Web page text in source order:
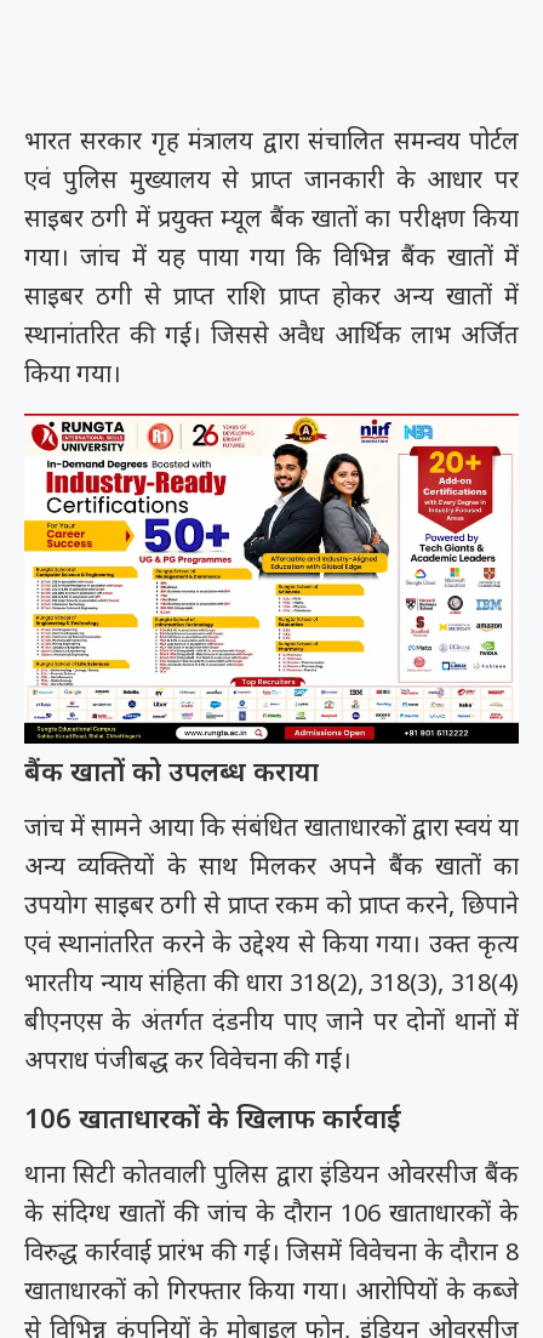
भारत सरकार गृह मंत्रालय द्वारा संचालित समन्वय पोर्टल
एवं पुलिस मुख्यालय से प्राप्त जानकारी के आधार पर
साइबर ठगी में प्रयुक्त म्यूल बैंक खातों का परीक्षण किया
गया। जांच में यह पाया गया कि विभिन्न बैंक खातों में
साइबर ठगी से प्राप्त राशि प्राप्त होकर अन्य खातों में
स्थानांतरित की गई। जिससे अवैध आर्थिक लाभ अर्जित
किया गया।
बैंक खातों को उपलब्ध कराया
जांच में सामने आया कि संबंधित खाताधारकों द्वारा स्वयं या
अन्य व्यक्तियों के साथ मिलकर अपने बैंक खातों का
उपयोग साइबर ठगी से प्राप्त रकम को प्राप्त करने, छिपाने
एवं स्थानांतरित करने के उद्देश्य से किया गया। उक्त कृत्य
भारतीय न्याय संहिता की धारा 318(2), 318(3), 318(4)
बीएनएस के अंतर्गत दंडनीय पाए जाने पर दोनों थानों में
अपराध पंजीबद्ध कर विवेचना की गई।
106 खाताधारकों के खिलाफ कार्रवाई
थाना सिटी कोतवाली पुलिस द्वारा इंडियन ओवरसीज बैंक
के संदिग्ध खातों की जांच के दौरान 106 खाताधारकों के
विरुद्ध कार्रवाई प्रारंभ की गई। जिसमें विवेचना के दौरान 8
खाताधारकों को गिरफ्तार किया गया। आरोपियों के कब्जे
से विभिन्न कंपनियों के मोबाइल फोन, इंडियन ओवरसीज